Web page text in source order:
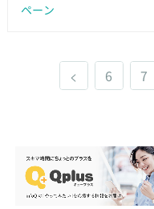
ペーン
< 6 7